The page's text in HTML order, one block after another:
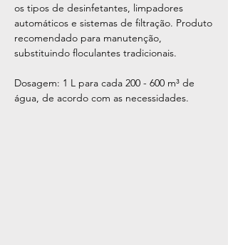
os tipos de desinfetantes, limpadores
automáticos e sistemas de filtração. Produto
recomendado para manutenção,
substituindo floculantes tradicionais.
Dosagem: 1 L para cada 200 - 600 m³ de
água, de acordo com as necessidades.